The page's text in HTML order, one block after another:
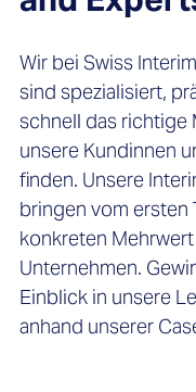
Wir bei Swiss
sind spezialisiert,
schnell das richtige
unsere Kundinnen
finden. Unsere
bringen vom ersten
konkreten
Unternehmen.
Einblick in unsere
anhand unserer